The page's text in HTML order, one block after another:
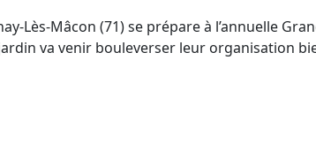
Lès-Mâcon (71) se prépare à l’annuelle
va venir bouleverser leur organisation